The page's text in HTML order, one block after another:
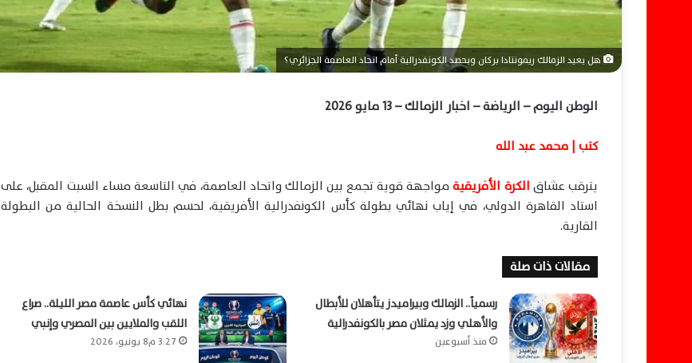
هل يعيد الزمالك ريمونتادا بركان ويحصد الكونفدرالية أمام اتحاد العاصمة الجزائري؟
الوطن اليوم – الرياضة – اخبار الزمالك – 13 مايو 2026
كتب | محمد عبد الله
يترقب عشاق الكرة الأفريقيةمواجهة قوية تجمع بين الزمالك واتحاد العاصمة، في التاسعة مساء السبت المقبل، على
استاد القاهرة الدولي، في إياب نهائي بطولةكأس الكونفدرالية الأفريقية، لحسم بطل النسخة الحالية من البطولة
القارية.
مقالات ذات صلة
رسمياً.. الزمالك وبيراميدز يتأهلان للأبطال
والأهلي وزد يمثلان مصر بالكونفدرالية
منذ أسبوعين
نهائي كأس عاصمة مصر الليلة.. صراع
اللقب والملايين بين المصري وإنبي
3:27 م8 يونيو، 2026